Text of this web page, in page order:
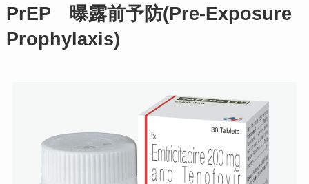
PrEP 曝露前予防(Pre-Exposure
Prophylaxis)